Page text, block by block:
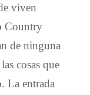
viven
Country
de ninguna
cosas que
La entrada